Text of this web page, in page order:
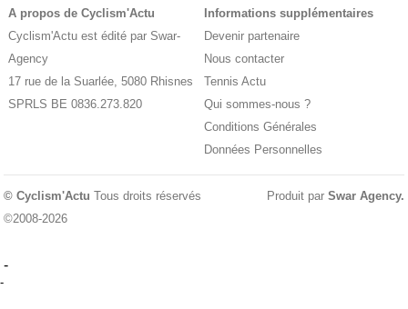
A propos de Cyclism'Actu
Cyclism'Actu est édité par Swar-
Agency
17 rue de la Suarlée, 5080 Rhisnes
SPRLS BE 0836.273.820
Informations supplémentaires
Devenir partenaire
Nous contacter
Tennis Actu
Qui sommes-nous ?
Conditions Générales
Données Personnelles
© Cyclism'Actu Tous droits réservés
©2008-2026
Produit par Swar Agency.
-
-